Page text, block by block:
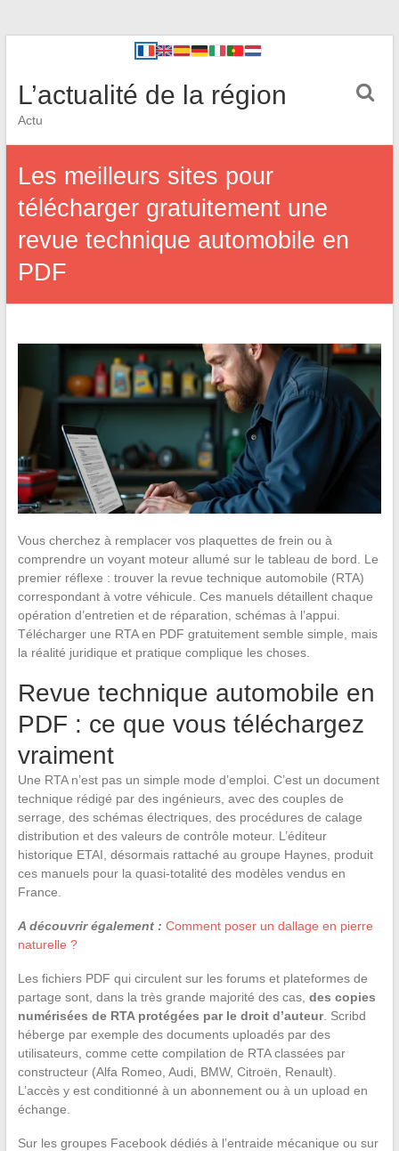
L’actualité de la région
Actu
Les meilleurs sites pour
télécharger gratuitement une
revue technique automobile en
PDF
Vous cherchez à remplacer vos plaquettes de frein ou à
comprendre un voyant moteur allumé sur le tableau de bord. Le
premier réflexe : trouver la revue technique automobile (RTA)
correspondant à votre véhicule. Ces manuels détaillent chaque
opération d’entretien et de réparation, schémas à l’appui.
Télécharger une RTA en PDF gratuitement semble simple, mais
la réalité juridique et pratique complique les choses.
Revue technique automobile en
PDF : ce que vous téléchargez
vraiment
Une RTA n’est pas un simple mode d’emploi. C’est un document
technique rédigé par des ingénieurs, avec des couples de
serrage, des schémas électriques, des procédures de calage
distribution et des valeurs de contrôle moteur. L’éditeur
historique ETAI, désormais rattaché au groupe Haynes, produit
ces manuels pour la quasi-totalité des modèles vendus en
France.
A découvrir également : Comment poser un dallage en pierre
naturelle ?
Les fichiers PDF qui circulent sur les forums et plateformes de
partage sont, dans la très grande majorité des cas, des copies
numérisées de RTA protégées par le droit d’auteur. Scribd
héberge par exemple des documents uploadés par des
utilisateurs, comme cette compilation de RTA classées par
constructeur (Alfa Romeo, Audi, BMW, Citroën, Renault).
L’accès y est conditionné à un abonnement ou à un upload en
échange.
Sur les groupes Facebook dédiés à l’entraide mécanique ou sur